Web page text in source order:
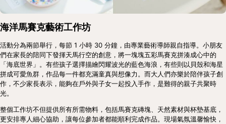
海洋馬賽克藝術工作坊
活動分為兩節舉行，每節 1 小時 30 分鐘，由專業藝術導師親自指導。小朋友
們在家長的陪同下發揮天馬行空的創意，將一塊塊五彩馬賽克拼湊成心中的
「海底世界」。有些孩子選擇描繪閃耀波光的藍色海浪，有些則以貝殼和海星
拼成可愛魚群，作品每一件都充滿童真與想像力。而大人們亦樂於陪伴孩子創
作，不少家長表示，能夠在戶外與子女一起投入手作，是難得的親子共聚時
光。
整個工作坊不但提供所有所需物料，包括馬賽克磚塊、天然素材與杯墊基底，
更安排專人細心協助，讓每位參加者都能順利完成作品。現場氣氛溫馨愉快，